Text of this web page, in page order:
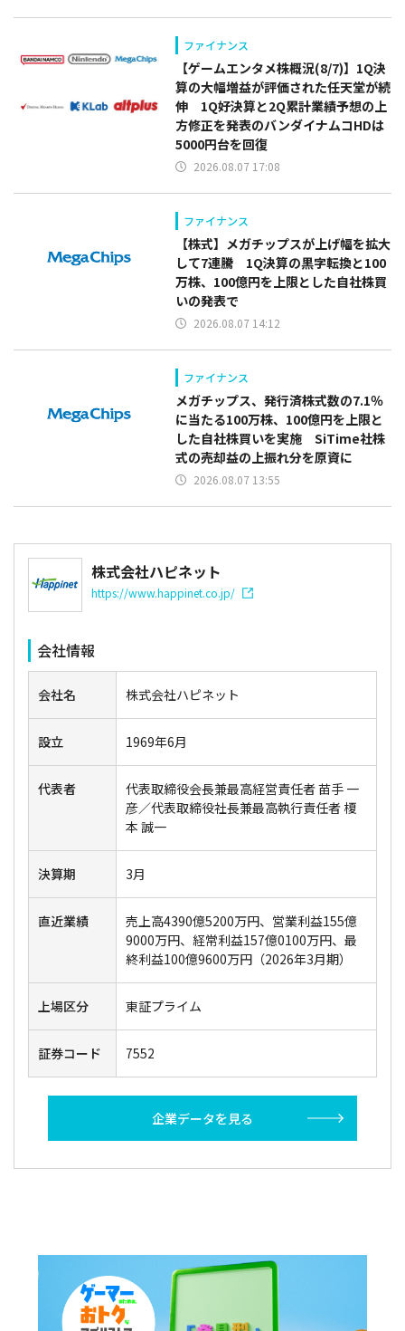
ファイナンス
【ゲームエンタメ株概況(8/7)】1Q決
算の大幅増益が評価された任天堂が続
伸 1Q好決算と2Q累計業績予想の上
方修正を発表のバンダイナムコHDは
5000円台を回復
2026.08.07 17:08
ファイナンス
【株式】メガチップスが上げ幅を拡大
して7連騰 1Q決算の黒字転換と100
万株、100億円を上限とした自社株買
いの発表で
2026.08.07 14:12
ファイナンス
メガチップス、発行済株式数の7.1％
に当たる100万株、100億円を上限と
した自社株買いを実施 SiTime社株
式の売却益の上振れ分を原資に
2026.08.07 13:55
株式会社ハピネット
https://www.happinet.co.jp/
会社情報
会社名 株式会社ハピネット
設立 1969年6月
代表者
代表取締役会長兼最高経営責任者 苗手 一
彦／代表取締役社長兼最高執行責任者 榎
本 誠一
決算期 3月
直近業績
売上高4390億5200万円、営業利益155億
9000万円、経常利益157億0100万円、最
終利益100億9600万円（2026年3月期）
上場区分 東証プライム
証券コード 7552
企業データを見る